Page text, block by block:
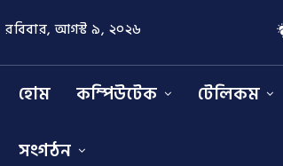
রবিবার, আগস্ট ৯, ২০২৬
হোম কম্পিউটেক টেলিকম
সংগঠন